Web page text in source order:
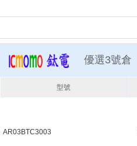
優選3號倉
型號
AR03BTC3003